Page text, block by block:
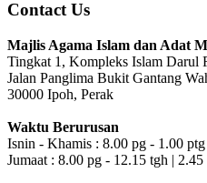
Contact Us
Majlis Agama Islam dan Adat
Tingkat 1, Kompleks Islam Darul
Jalan Panglima Bukit Gantang
30000 Ipoh, Perak
Waktu Berurusan
Isnin - Khamis : 8.00 pg - 1.00
Jumaat : 8.00 pg - 12.15 tgh |